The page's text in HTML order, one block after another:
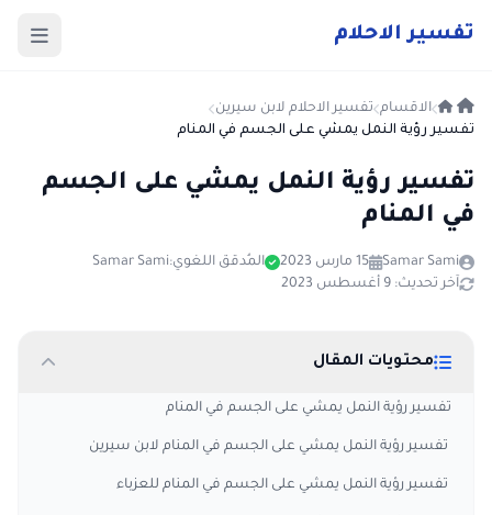
تفسير الاحلام
الاقسام تفسير الاحلام لابن سيرين
تفسير رؤية النمل يمشي على الجسم في المنام
تفسير رؤية النمل يمشي على الجسم
في المنام
Samar Sami 15 مارس 2023 المُدقق اللغوي:Samar Sami
آخر تحديث: 9 أغسطس 2023
محتويات المقال
تفسير رؤية النمل يمشي على الجسم في المنام
تفسير رؤية النمل يمشي على الجسم في المنام لابن سيرين
تفسير رؤية النمل يمشي على الجسم في المنام للعزباء